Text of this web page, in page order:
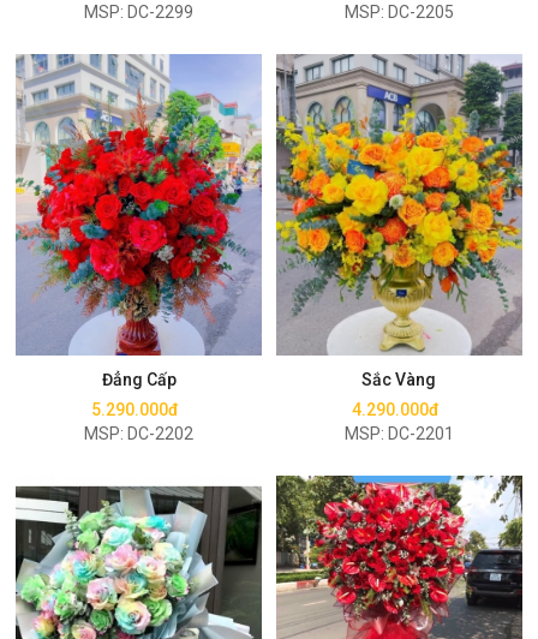
MSP: DC-2299 MSP: DC-2205
Đẳng Cấp
5.290.000đ
MSP: DC-2202
Mua ngay
Sắc Vàng
4.290.000đ
MSP: DC-2201
Mua ngay